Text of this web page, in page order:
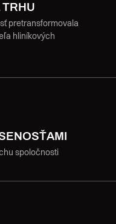
TRHU
pretransformovala
hliníkových
spoločnosti